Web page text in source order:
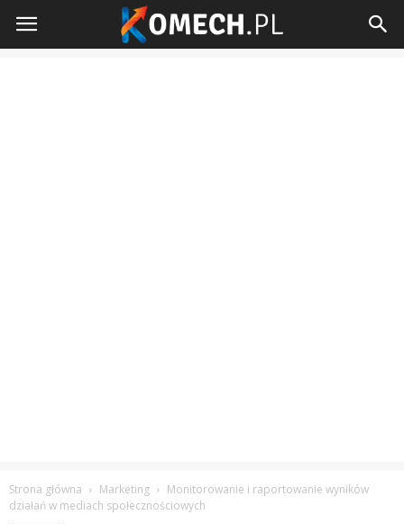
Komech.pl
Strona główna Marketing
Monitorowanie i raportowanie wyników
działań w mediach społecznościowych